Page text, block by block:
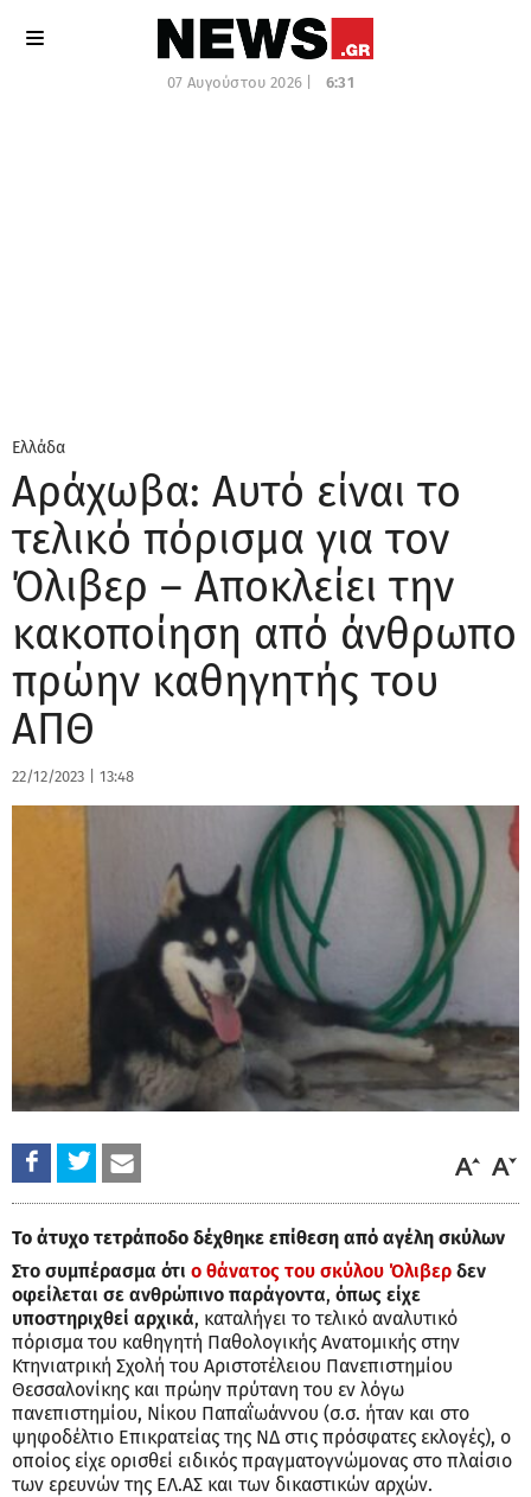
07 Αυγούστου 2026 | 6:31
Ελλάδα
Αράχωβα: Αυτό είναι το
τελικό πόρισμα για τον
Όλιβερ – Αποκλείει την
κακοποίηση από άνθρωπο
πρώην καθηγητής του
ΑΠΘ
22/12/2023 13:48
Το άτυχο τετράποδο δέχθηκε επίθεση από αγέλη σκύλων
Στο συμπέρασμα ότι ο θάνατος του σκύλου Όλιβερ δεν
οφείλεται σε ανθρώπινο παράγοντα, όπως είχε
υποστηριχθεί αρχικά, καταλήγει το τελικό αναλυτικό
πόρισμα του καθηγητή Παθολογικής Ανατομικής στην
Κτηνιατρική Σχολή του Αριστοτέλειου Πανεπιστημίου
Θεσσαλονίκης και πρώην πρύτανη του εν λόγω
πανεπιστημίου, Νίκου Παπαΐωάννου (σ.σ. ήταν και στο
ψηφοδέλτιο Επικρατείας της ΝΔ στις πρόσφατες εκλογές), ο
οποίος είχε ορισθεί ειδικός πραγματογνώμονας στο πλαίσιο
των ερευνών της ΕΛ.ΑΣ και των δικαστικών αρχών.